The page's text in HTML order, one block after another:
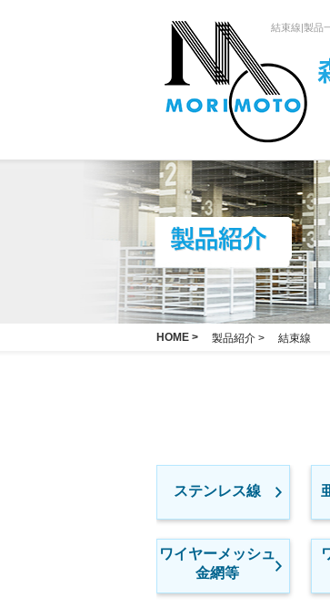
結束線|製品
HOME > 製品紹介 > 結束線
ステンレス線
ワイヤーメッシュ
金網等